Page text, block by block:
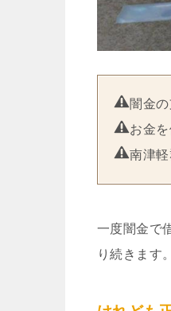
闇金
お金
南津
一度闇金で
り続きます。